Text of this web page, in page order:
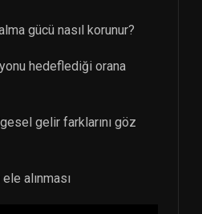
gücü nasıl korunur?
hedeflediği orana
gelir farklarını göz
alınması